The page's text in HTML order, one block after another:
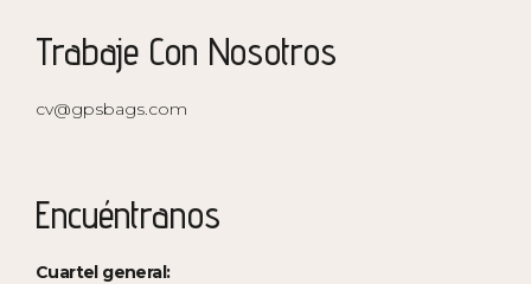
Trabaje Con Nosotros
cv@gpsbags.com
Encuéntranos
Cuartel general: